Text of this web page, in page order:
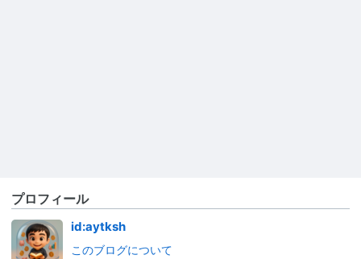
プロフィール
id:aytksh
このブログについて